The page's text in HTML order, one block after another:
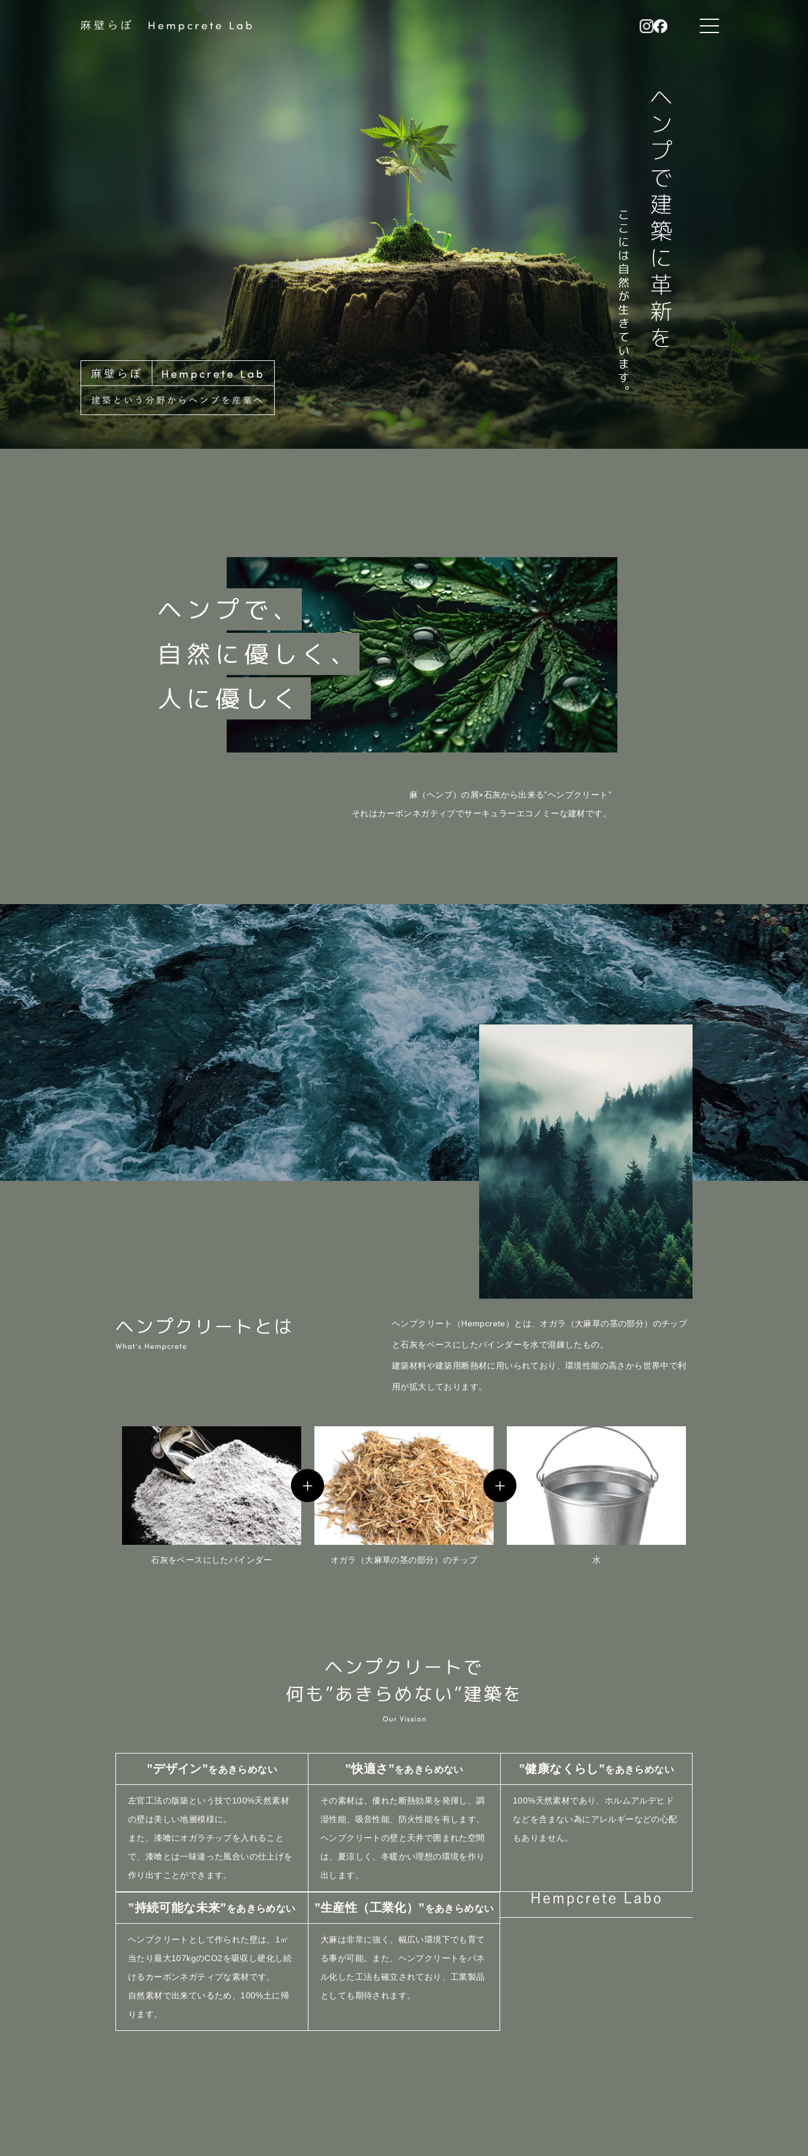
ヘンプで、
自然に優しく、
人に優しく
麻（ヘンプ）の屑×石灰から出来る”ヘンプクリート”
それはカーボンネガティブでサーキュラーエコノミーな建材です。
ヘンプクリートとは ヘンプクリート（Hempcrete）とは、オガラ（大麻草の茎の部分）のチップ
と石灰をベースにしたバインダーを水で混錬したもの。
建築材料や建築用断熱材に用いられており、環境性能の高さから世界中で利
用が拡大しております。
石灰をベースにしたバインダー オガラ（大麻草の茎の部分）のチップ 水
ヘンプクリートで
何も”あきらめない”建築を
”デザイン”をあきらめない
左官工法の版築という技で100%天然素材
の壁は美しい地層模様に。
また、漆喰にオガラチップを入れること
で、漆喰とは一味違った風合いの仕上げを
作り出すことができます。
”快適さ”をあきらめない
その素材は、優れた断熱効果を発揮し、調
湿性能、吸音性能、防火性能を有します。
ヘンプクリートの壁と天井で囲まれた空間
は、夏涼しく、冬暖かい理想の環境を作り
出します。
”健康なくらし”をあきらめない
100%天然素材であり、ホルムアルデヒド
などを含まない為にアレルギーなどの心配
もありません。
”持続可能な未来”をあきらめない
ヘンプクリートとして作られた壁は、1㎥
当たり最大107kgのCO2を吸収し硬化し続
けるカーボンネガティブな素材です。
自然素材で出来ているため、100%土に帰
ります。
”生産性（工業化）”をあきらめない
大麻は非常に強く、幅広い環境下でも育て
る事が可能。また、ヘンプクリートをパネ
ル化した工法も確立されており、工業製品
としても期待されます。